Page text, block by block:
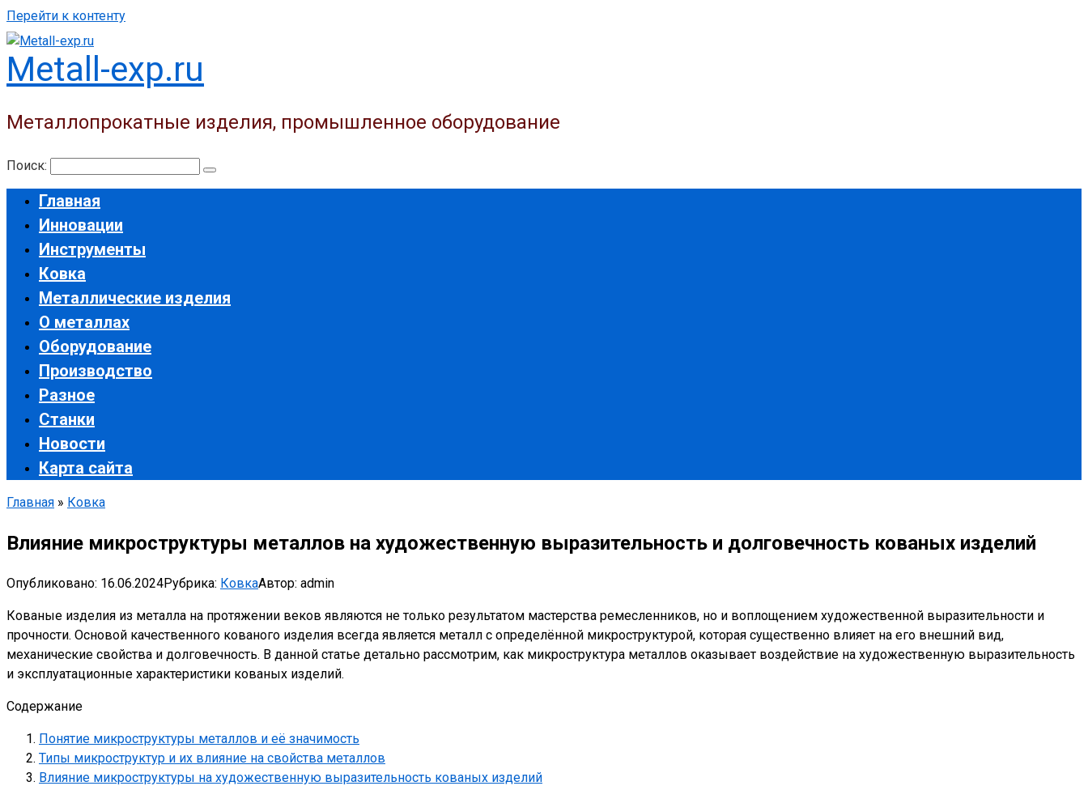
Перейти к контенту
Metall-exp.ru
Металлопрокатные изделия, промышленное оборудование
Поиск:
Главная
Инновации
Инструменты
Ковка
Металлические изделия
О металлах
Оборудование
Производство
Разное
Станки
Новости
Карта сайта
Главная » Ковка
Влияние микроструктуры металлов на художественную выразительность и долговечность кованых изделий
Опубликовано: 16.06.2024Рубрика: КовкаАвтор: admin
Кованые изделия из металла на протяжении веков являются не только результатом мастерства ремесленников, но и воплощением художественной выразительности и
прочности. Основой качественного кованого изделия всегда является металл с определённой микроструктурой, которая существенно влияет на его внешний вид,
механические свойства и долговечность. В данной статье детально рассмотрим, как микроструктура металлов оказывает воздействие на художественную выразительность
и эксплуатационные характеристики кованых изделий.
Содержание
Понятие микроструктуры металлов и её значимость
Типы микроструктур и их влияние на свойства металлов
Влияние микроструктуры на художественную выразительность кованых изделий